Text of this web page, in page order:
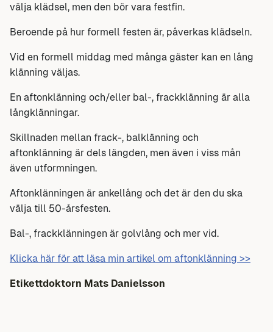
välja klädsel, men den bör vara festfin.
Beroende på hur formell festen är, påverkas klädseln.
Vid en formell middag med många gäster kan en lång
klänning väljas.
En aftonklänning och/eller bal-, frackklänning är alla
långklänningar.
Skillnaden mellan frack-, balklänning och
aftonklänning är dels längden, men även i viss mån
även utformningen.
Aftonklänningen är ankellång och det är den du ska
välja till 50-årsfesten.
Bal-, frackklänningen är golvlång och mer vid.
Klicka här för att läsa min artikel om aftonklänning >>
Etikettdoktorn Mats Danielsson